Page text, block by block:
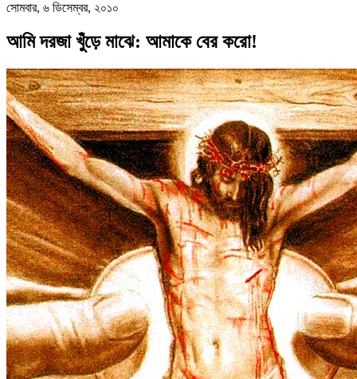
সোমবার, ৬ ডিসেম্বর, ২০১০
আমি দরজা খুঁড়ে মাঝে: আমাকে বের করো!